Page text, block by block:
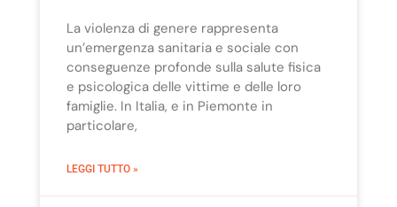
La violenza di genere rappresenta
un’emergenza sanitaria e sociale con
conseguenze profonde sulla salute fisica
e psicologica delle vittime e delle loro
famiglie. In Italia, e in Piemonte in
particolare,
LEGGI TUTTO »